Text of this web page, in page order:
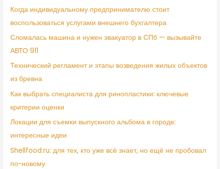
Когда индивидуальному предпринимателю стоит
воспользоваться услугами внешнего бухгалтера
Сломалась машина и нужен эвакуатор в СПб — вызывайте
АВТО 911
Технический регламент и этапы возведения жилых объектов
из бревна
Как выбрать специалиста для ринопластики: ключевые
критерии оценки
Локации для съемки выпускного альбома в городе:
интересные идеи
Shellfood.ru: для тех, кто уже всё знает, но ещё не пробовал
по-новому